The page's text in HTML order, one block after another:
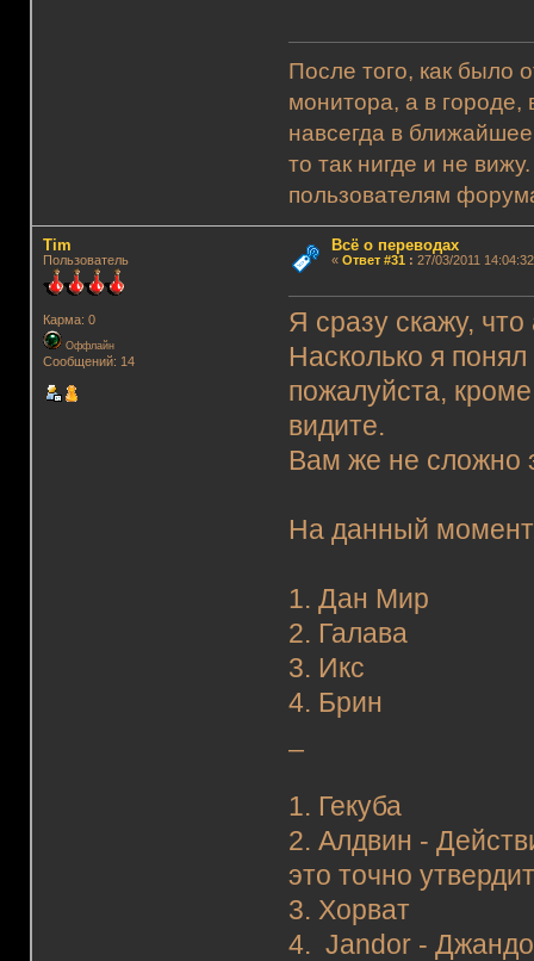
После того, как было
монитора, а в
навсегда в
то так нигде и не
пользователям
Tim
Пользователь
Карма: 0
Оффлайн
Сообщений: 14
Всё о переводах
« Ответ #31 : 27/03/2011
Я сразу скажу,
Насколько я
пожалуйста,
видите.
Вам же не сложно
На данный
1. Дан Мир
2. Галава
3. Икс
4. Брин
1. Гекуба
2. Алдвин -
это точно
3. Хорват
4. Jandor -